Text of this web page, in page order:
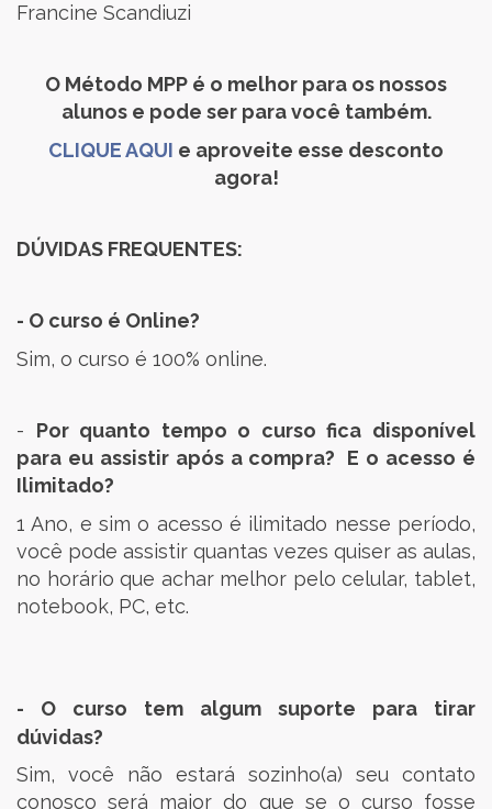
Francine Scandiuzi
O Método MPP é o melhor para os nossos
alunos e pode ser para você também.
CLIQUE AQUI e aproveite esse desconto
agora!
DÚVIDAS FREQUENTES:
- O curso é Online?
Sim, o curso é 100% online.
- Por quanto tempo o curso fica disponível
para eu assistir após a compra? E o acesso é
Ilimitado?
1 Ano, e sim o acesso é ilimitado nesse período,
você pode assistir quantas vezes quiser as aulas,
no horário que achar melhor pelo celular, tablet,
notebook, PC, etc.
- O curso tem algum suporte para tirar
dúvidas?
Sim, você não estará sozinho(a) seu contato
conosco será maior do que se o curso fosse